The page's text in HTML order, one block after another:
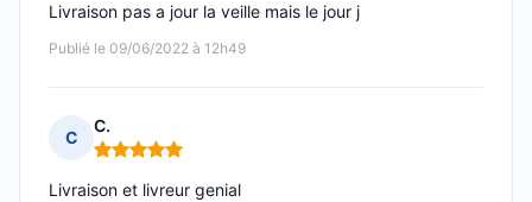
Publié le 09/06/2022 à 12h49
Livraison pas a jour la veille mais le jour j
C
C.
Note : 5 sur 5
Livraison et livreur genial